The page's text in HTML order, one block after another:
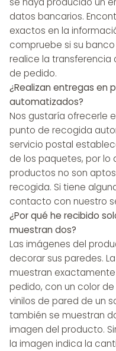
datos bancarios.
exactos en la
compruebe si su
realice la transferencia
de pedido.
¿Realizan entregas en
automatizados?
Nos gustaría ofrecerle
punto de recogida
servicio postal
de los paquetes, por lo
productos no son
recogida. Si tiene
contacto con nuestro
¿Por qué he recibido
muestran dos?
Las imágenes del
decorar sus paredes.
muestran
pedido, con un color
vinilos de pared de un
también se muestran
imagen del producto.
la imagen indica la